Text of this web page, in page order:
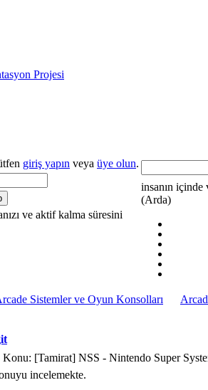
Projesi
giriş yapın veya üye olun.
ve aktif kalma süresini
insanın içinde
(Arda)
Sistemler ve Oyun Konsolları
Konu: [Tamirat] NSS - Nintendo Super
incelemekte.